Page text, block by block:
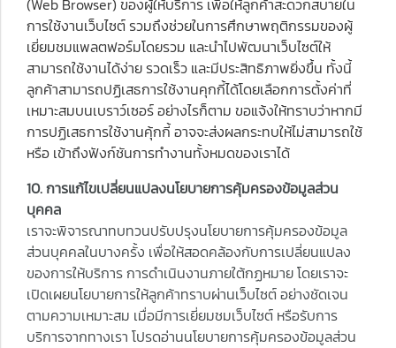
(Web Browser) ของผู้ให้บริการ เพื่อให้ลูกค้าสะดวกสบายใน
การใช้งานเว็บไซต์ รวมถึงช่วยในการศึกษาพฤติกรรมของผู้
เยี่ยมชมแพลตฟอร์มโดยรวม และนำไปพัฒนาเว็บไซต์ให้
สามารถใช้งานได้ง่าย รวดเร็ว และมีประสิทธิภาพยิ่งขึ้น ทั้งนี้
ลูกค้าสามารถปฏิเสธการใช้งานคุกกี้ได้โดยเลือกการตั้งค่าที่
เหมาะสมบนเบราว์เซอร์ อย่างไรก็ตาม ขอแจ้งให้ทราบว่าหากมี
การปฏิเสธการใช้งานคุ้กกี้ อาจจะส่งผลกระทบให้ไม่สามารถใช้
หรือ เข้าถึงฟังก์ชันการทำงานทั้งหมดของเราได้
10. การแก้ไขเปลี่ยนแปลงนโยบายการคุ้มครองข้อมูลส่วน
บุคคล
เราจะพิจารณาทบทวนปรับปรุงนโยบายการคุ้มครองข้อมูล
ส่วนบุคคลในบางครั้ง เพื่อให้สอดคล้องกับการเปลี่ยนแปลง
ของการให้บริการ การดำเนินงานภายใต้กฏหมาย โดยเราจะ
เปิดเผยนโยบายการให้ลูกค้าทราบผ่านเว็บไซต์ อย่างชัดเจน
ตามความเหมาะสม เมื่อมีการเยี่ยมชมเว็บไซต์ หรือรับการ
บริการจากทางเรา โปรดอ่านนโยบายการคุ้มครองข้อมูลส่วน